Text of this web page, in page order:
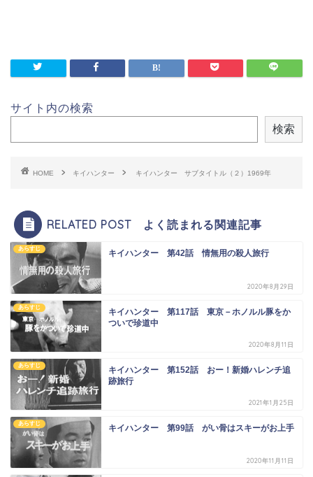
サイト内の検索
検索
HOME キイハンター キイハンター サブタイトル（２）1969年
RELATED POST よく読まれる関連記事
あらすじ キイハンター 第42話 情無用の殺人旅行
2020年8月29日
あらすじ
キイハンター 第117話 東京－ホノルル豚をか
ついで珍道中
2020年8月11日
あらすじ
キイハンター 第152話 おー！新婚ハレンチ追
跡旅行
2021年1月25日
あらすじ キイハンター 第99話 がい骨はスキーがお上手
2020年11月11日